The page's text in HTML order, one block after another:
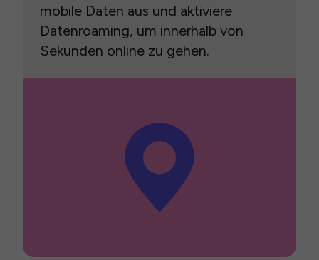
mobile Daten aus und aktiviere
Datenroaming, um innerhalb von
Sekunden online zu gehen.